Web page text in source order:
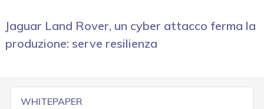
Jaguar Land Rover, un cyber attacco ferma la
produzione: serve resilienza
WHITEPAPER